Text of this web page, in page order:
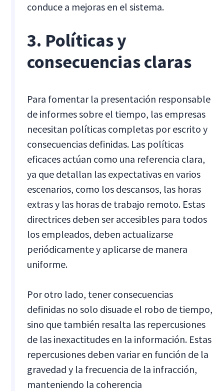
conduce a mejoras en el sistema.
3. Políticas y
consecuencias claras
Para fomentar la presentación responsable
de informes sobre el tiempo, las empresas
necesitan políticas completas por escrito y
consecuencias definidas. Las políticas
eficaces actúan como una referencia clara,
ya que detallan las expectativas en varios
escenarios, como los descansos, las horas
extras y las horas de trabajo remoto. Estas
directrices deben ser accesibles para todos
los empleados, deben actualizarse
periódicamente y aplicarse de manera
uniforme.
Por otro lado, tener consecuencias
definidas no solo disuade el robo de tiempo,
sino que también resalta las repercusiones
de las inexactitudes en la información. Estas
repercusiones deben variar en función de la
gravedad y la frecuencia de la infracción,
manteniendo la coherencia